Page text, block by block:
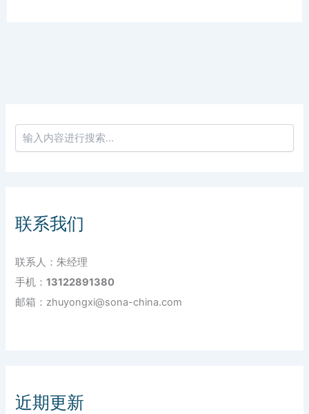
联系我们
联系人：朱经理
手机：13122891380
邮箱：zhuyongxi@sona-china.com
近期更新